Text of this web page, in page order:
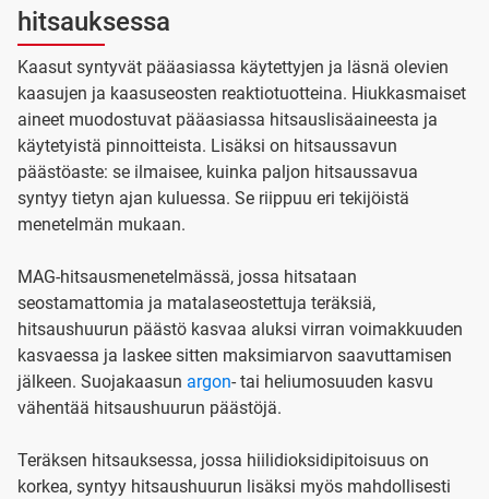
hitsauksessa
Kaasut syntyvät pääasiassa käytettyjen ja läsnä olevien
kaasujen ja kaasuseosten reaktiotuotteina. Hiukkasmaiset
aineet muodostuvat pääasiassa hitsauslisäaineesta ja
käytetyistä pinnoitteista. Lisäksi on hitsaussavun
päästöaste: se ilmaisee, kuinka paljon hitsaussavua
syntyy tietyn ajan kuluessa. Se riippuu eri tekijöistä
menetelmän mukaan.
MAG-hitsausmenetelmässä, jossa hitsataan
seostamattomia ja matalaseostettuja teräksiä,
hitsaushuurun päästö kasvaa aluksi virran voimakkuuden
kasvaessa ja laskee sitten maksimiarvon saavuttamisen
jälkeen. Suojakaasun argon- tai heliumosuuden kasvu
vähentää hitsaushuurun päästöjä.
Teräksen hitsauksessa, jossa hiilidioksidipitoisuus on
korkea, syntyy hitsaushuurun lisäksi myös mahdollisesti